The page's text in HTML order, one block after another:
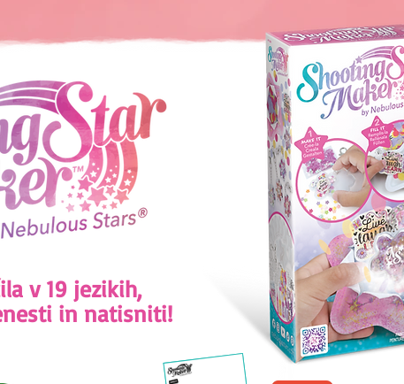
v 19 jezikih,
in natisniti!